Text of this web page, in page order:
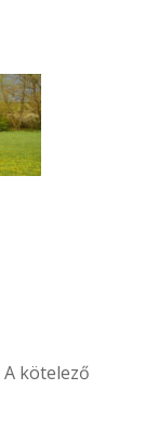
A kötelező